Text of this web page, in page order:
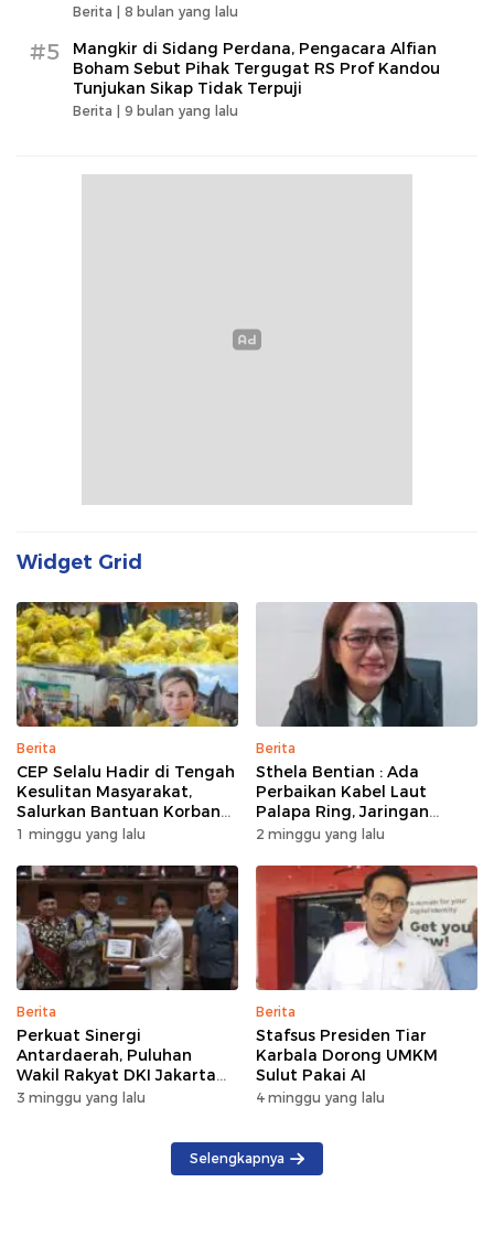
Berita | 8 bulan yang lalu
#5
Mangkir di Sidang Perdana, Pengacara Alfian
Boham Sebut Pihak Tergugat RS Prof Kandou
Tunjukan Sikap Tidak Terpuji
Berita | 9 bulan yang lalu
Widget Grid
Berita
CEP Selalu Hadir di Tengah
Kesulitan Masyarakat,
Salurkan Bantuan Korban
Kebakaran di Wanea
1 minggu yang lalu
Berita
Sthela Bentian : Ada
Perbaikan Kabel Laut
Palapa Ring, Jaringan
Internet di Talaud,
Terganggu Sementara
2 minggu yang lalu
Berita
Perkuat Sinergi
Antardaerah, Puluhan
Wakil Rakyat DKI Jakarta
Gelar Kunker di DPRD Sulut
3 minggu yang lalu
Berita
Stafsus Presiden Tiar
Karbala Dorong UMKM
Sulut Pakai AI
4 minggu yang lalu
Selengkapnya